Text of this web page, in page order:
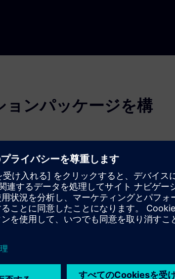
ョンパッケージを構
スと効率を最大化します。